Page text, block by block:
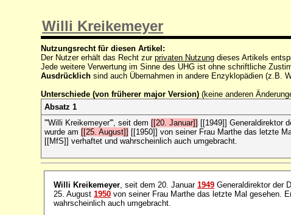
Willi Kreikemeyer
Nutzungsrecht für diesen Artikel:
Der Nutzer erhält das Recht zurprivaten Nutzung dieses Artikels
Jede weitere Verwertung im Sinne des UHG ist ohne schriftliche
Ausdrücklich sind auch Übernahmen in andere Enzyklopädien (z.B.
Unterschiede (von früherer major Version) (keine anderen
Absatz 1
'''Willi Kreikemeyer''', seit dem [[20. Januar]] [[1949]] Generaldirektor
wurde am [[25. August]] [[1950]] von seiner Frau Marthe das letzte
[[MfS]] verhaftet und wahrscheinlich auch umgebracht.
Willi Kreikemeyer, seit dem 20. Januar1949 Generaldirektor der
25. August1950 von seiner Frau Marthe das letzte Mal gesehen.
wahrscheinlich auch umgebracht.